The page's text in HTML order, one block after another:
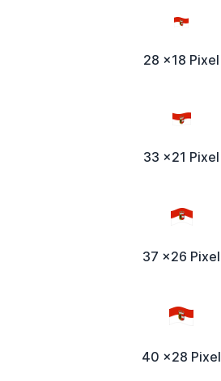
28 x18 Pixel
33 x21 Pixel
37 x26 Pixel
40 x28 Pixel